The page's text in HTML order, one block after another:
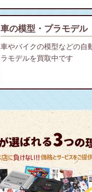
車の模型・プラモデル
車やバイクの模型などの自
ラモデルを買取中です